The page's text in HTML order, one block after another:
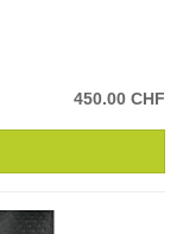
450.00 CHF